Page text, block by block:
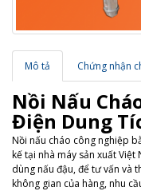
Mô tả Chứng nhận
Nồi Nấu
Điện Dung
Nồi nấu cháo công nghiệp
kế tại nhà máy sản xuất Việt
dùng nấu đậu, đểtư vấn và
không gian của hàng, nhu